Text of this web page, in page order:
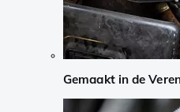
Gemaakt in de